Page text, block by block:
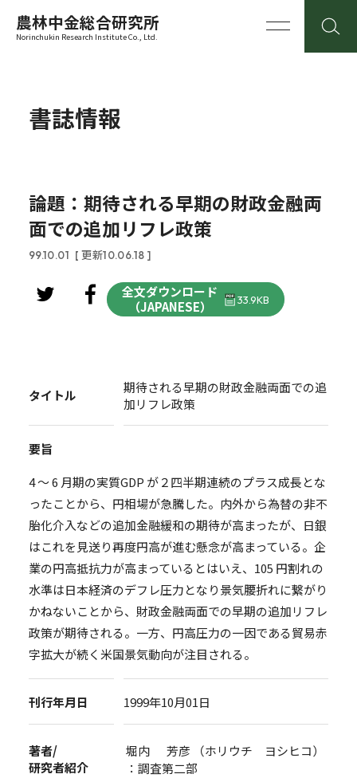
農林中金総合研究所
Norinchukin Research Institute Co., Ltd.
書誌情報
論題：期待される早期の財政金融両
面での追加リフレ政策
99.10.01 [ 更新10.06.18 ]
全文ダウンロード
（JAPANESE）
33.9KB
タイトル
期待される早期の財政金融両面での追
加リフレ政策
要旨
4 ～ 6 月期の実質GDP が２四半期連続のプラス成長とな
ったことから、円相場が急騰した。内外から為替の非不
胎化介入などの追加金融緩和の期待が高まったが、日銀
はこれを見送り再度円高が進む懸念が高まっている。企
業の円高抵抗力が高まっているとはいえ、105 円割れの
水準は日本経済のデフレ圧力となり景気腰折れに繋がり
かねないことから、財政金融両面での早期の追加リフレ
政策が期待される。一方、円高圧力の一因である貿易赤
字拡大が続く米国景気動向が注目される。
刊行年月日 1999年10月01日
著者/
研究者紹介
堀内 芳彦 （ホリウチ ヨシヒコ）
：調査第二部